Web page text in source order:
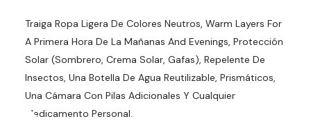
Traiga Ropa Ligera De Colores Neutros, Warm Layers For
A Primera Hora De La Mañanas And Evenings, Protección
Solar (sombrero, Crema Solar, Gafas), Repelente De
Insectos, Una Botella De Agua Reutilizable, Prismáticos,
Una Cámara Con Pilas Adicionales Y Cualquier
Medicamento Personal.